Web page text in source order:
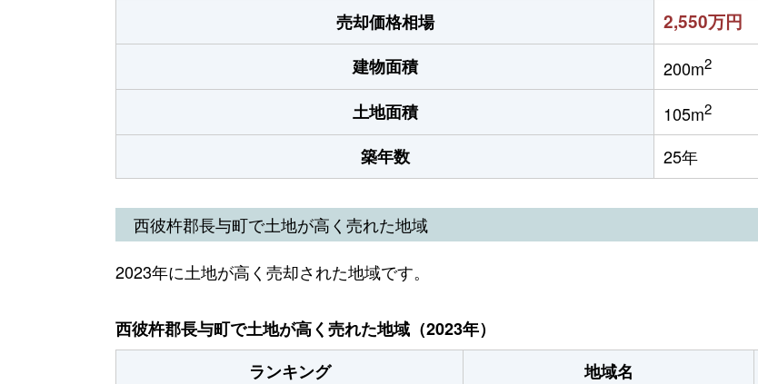
売却価格相場
2,550万円
建物面積 200m2
土地面積 105m2
築年数 25年
西彼杵郡長与町で土地が高く売れた地域
2023年に土地が高く売却された地域です。
西彼杵郡長与町で土地が高く売れた地域（2023年）
ランキング
地域名